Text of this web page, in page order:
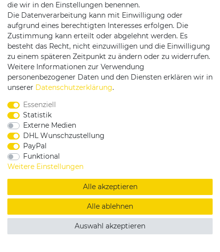
Versandpartner
Service & Kontakt
Rufen Sie uns an unter:
0375 - 21459172
Widerrufsrecht |
Impressum
Copyright by König Design
DESIGNED BYKS-COMMERCE
die wir in den Einstellungen benennen.
Die Datenverarbeitung kann mit Einwilligung oder
aufgrund eines berechtigten Interesses erfolgen. Die
Zustimmung kann erteilt oder abgelehnt werden. Es
besteht das Recht, nicht einzuwilligen und die Einwilligung
zu einem späteren Zeitpunkt zu ändern oder zu widerrufen.
Weitere Informationen zur Verwendung
personenbezogener Daten und den Diensten erklären wir in
unserer Daten­schutz­erklärung.
Essenziell
Statistik
Externe Medien
DHL Wunschzustellung
PayPal
Funktional
Weitere Einstellungen
Alle akzeptieren
Alle ablehnen
Auswahl akzeptieren